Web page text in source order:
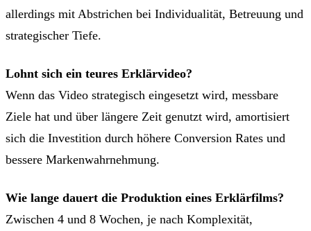
allerdings mit Abstrichen bei Individualität, Betreuung und
strategischer Tiefe.
Lohnt sich ein teures Erklärvideo?
Wenn das Video strategisch eingesetzt wird, messbare
Ziele hat und über längere Zeit genutzt wird, amortisiert
sich die Investition durch höhere Conversion Rates und
bessere Markenwahrnehmung.
Wie lange dauert die Produktion eines Erklärfilms?
Zwischen 4 und 8 Wochen, je nach Komplexität,